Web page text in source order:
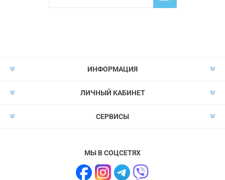
ИНФОРМАЦИЯ
ЛИЧНЫЙ КАБИНЕТ
СЕРВИСЫ
МЫ В СОЦСЕТЯХ